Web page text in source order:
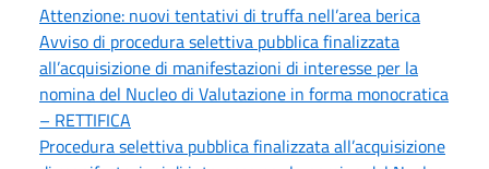
Attenzione: nuovi tentativi di truffa nell’area berica
Avviso di procedura selettiva pubblica finalizzata
all’acquisizione di manifestazioni di interesse per la
nomina del Nucleo di Valutazione in forma monocratica
– RETTIFICA
Procedura selettiva pubblica finalizzata all’acquisizione